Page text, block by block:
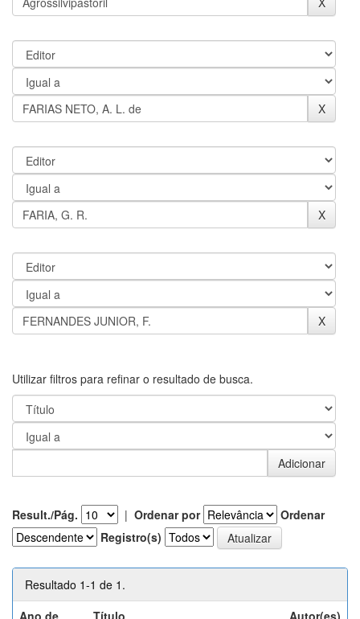
Utilizar filtros para refinar o resultado de busca.
Result./Pág. | Ordenar por
Ordenar
Registro(s)
Resultado 1-1 de 1.
Ano de
Título Autor(es)